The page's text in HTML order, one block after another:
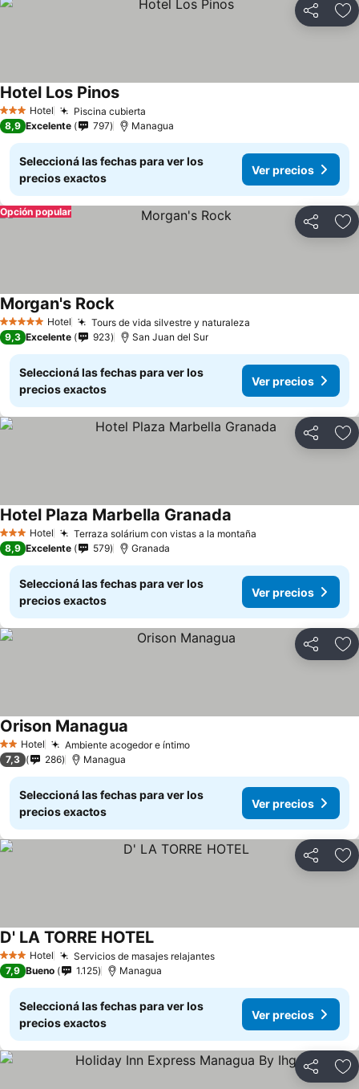
Compartir
3 Estrellas
Hotel Piscina cubierta
Hotel Los Pinos
8,9 Excelente 797 Managua
Seleccioná las fechas para ver los
precios exactos
Ver precios
Compartir
Opción popular
5 Estrellas Hotel Tours de vida silvestre y naturaleza
Morgan's Rock
9,3 Excelente 923 San Juan del Sur
Seleccioná las fechas para ver los
precios exactos
Ver precios
Compartir
3 Estrellas
Hotel Terraza solárium con vistas a la montaña
Hotel Plaza Marbella Granada
8,9 Excelente 579 Granada
Seleccioná las fechas para ver los
precios exactos
Ver precios
Compartir
2 Estrellas
Hotel Ambiente acogedor e íntimo
Orison Managua
7,3 286 Managua
Seleccioná las fechas para ver los
precios exactos
Ver precios
Compartir
3 Estrellas
Hotel Servicios de masajes relajantes
D' LA TORRE HOTEL
7,9 Bueno 1.125 Managua
Seleccioná las fechas para ver los
precios exactos
Ver precios
Compartir